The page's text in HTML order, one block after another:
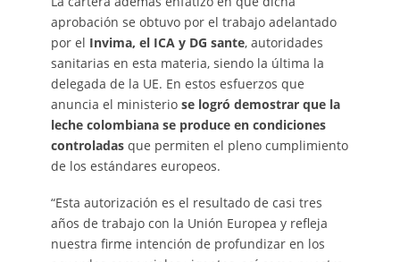
aprobación se obtuvo por el trabajo adelantado
por el Invima, el ICA y DG sante, autoridades
sanitarias en esta materia, siendo la última la
delegada de la UE. En estos esfuerzos que
anuncia el ministeriose logró demostrar que la
leche colombiana se produce en condiciones
controladasque permiten el pleno cumplimiento
de los estándares europeos.
“Esta autorización es el resultado de casi tres
años de trabajo con la Unión Europea y refleja
nuestra firme intención de profundizar en los